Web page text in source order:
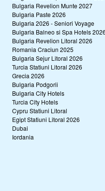
Bulgaria Revelion Munte 2027
Bulgaria Paste 2026
Bulgaria 2026 - Seniori Voyage
Bulgaria Balneo si Spa Hotels
Bulgaria Revelion Litoral 2026
Romania Craciun 2025
Bulgaria Sejur Litoral 2026
Turcia Statiuni Litoral 2026
Grecia 2026
Bulgaria Podgorii
Bulgaria City Hotels
Turcia City Hotels
Cypru Statiuni Litoral
Egipt Statiuni Litoral 2026
Dubai
Iordania